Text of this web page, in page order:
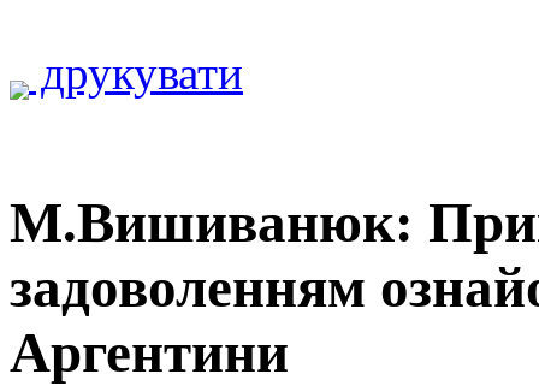
друкувати
М.Вишиванюк:
задоволенням
Аргентини